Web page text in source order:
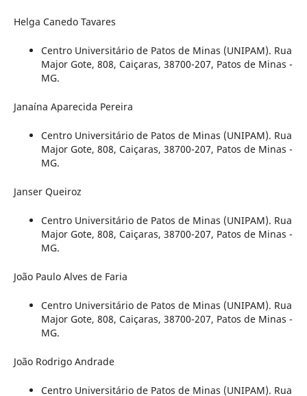
Helga Canedo Tavares
Centro Universitário de Patos de Minas (UNIPAM). Rua
Major Gote, 808, Caiçaras, 38700-207, Patos de Minas -
MG.
Janaína Aparecida Pereira
Centro Universitário de Patos de Minas (UNIPAM). Rua
Major Gote, 808, Caiçaras, 38700-207, Patos de Minas -
MG.
Janser Queiroz
Centro Universitário de Patos de Minas (UNIPAM). Rua
Major Gote, 808, Caiçaras, 38700-207, Patos de Minas -
MG.
João Paulo Alves de Faria
Centro Universitário de Patos de Minas (UNIPAM). Rua
Major Gote, 808, Caiçaras, 38700-207, Patos de Minas -
MG.
João Rodrigo Andrade
Centro Universitário de Patos de Minas (UNIPAM). Rua